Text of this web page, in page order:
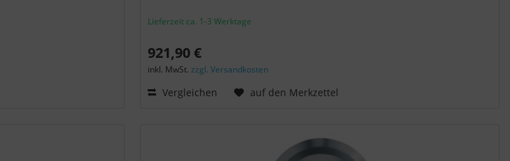
Lieferzeit ca. 1-3 Werktage
921,90 €
inkl. MwSt. zzgl. Versandkosten
Vergleichen auf den Merkzettel